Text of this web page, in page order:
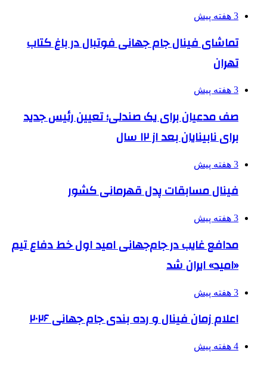
3 هفته پیش
تماشای فینال جام جهانی فوتبال در باغ کتاب
تهران
3 هفته پیش
صف مدعیان برای یک صندلی؛ تعیین رئیس جدید
برای نابینایان بعد از ۱۲ سال
3 هفته پیش
فینال مسابقات پدل قهرمانی کشور
3 هفته پیش
مدافع غایب در جام‌جهانی امید اول خط دفاع تیم
«امید» ایران شد
3 هفته پیش
اعلام زمان فینال و رده بندی جام جهانی ۲۰۲۶
4 هفته پیش